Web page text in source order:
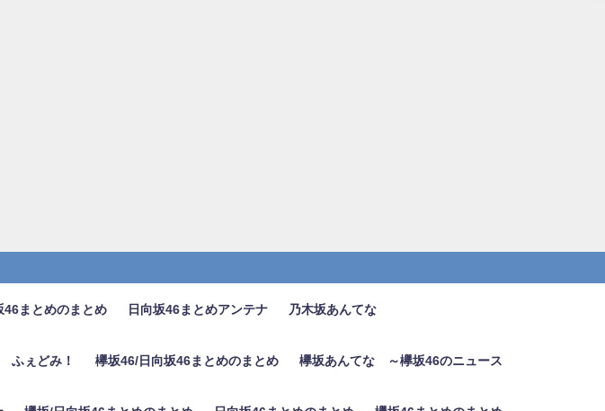
46まとめのまとめ 日向坂46まとめアンテナ 乃木坂あんてな
ふぇどみ！ 欅坂46/日向坂46まとめのまとめ 欅坂あんてな ～欅坂46のニュース